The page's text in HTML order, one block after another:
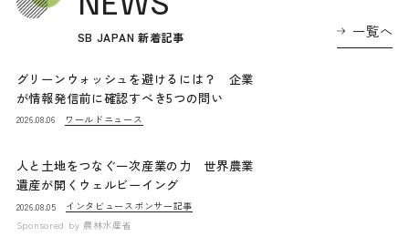
SB JAPAN 新着記事 一覧へ
グリーンウォッシュを避けるには？ 企業
が情報発信前に確認すべき5つの問い
2026.08.06 ワールドニュース
人と土地をつなぐ一次産業の力 世界農業
遺産が開くウェルビーイング
2026.08.05 インタビュー スポンサー記事
Sponsored by 農林水産省